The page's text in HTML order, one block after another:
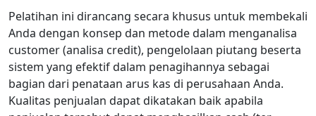
Pelatihan ini dirancang secara khusus untuk membekali
Anda dengan konsep dan metode dalam menganalisa
customer (analisa credit), pengelolaan piutang beserta
sistem yang efektif dalam penagihannya sebagai
bagian dari penataan arus kas di perusahaan Anda.
Kualitas penjualan dapat dikatakan baik apabila